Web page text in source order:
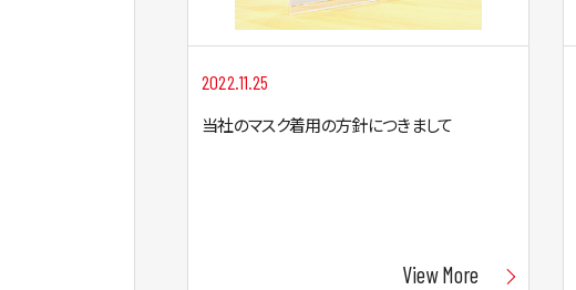
2022.11.25
当社のマスク着用の方針につきまして
View More